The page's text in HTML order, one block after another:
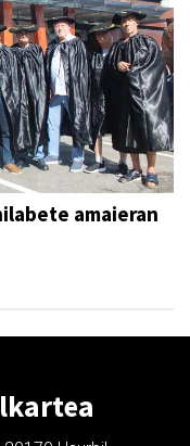
amaieran